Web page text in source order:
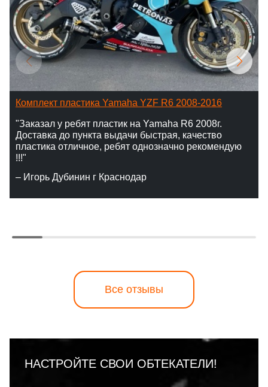
Комплект пластика Yamaha YZF R6 2008-2016
"Заказал у ребят пластик на Yamaha R6 2008г.
Доставка до пункта выдачи быстрая, качество
пластика отличное, ребят однозначно рекомендую
!!!"
– Игорь Дубинин г Краснодар
Все отзывы
НАСТРОЙТЕ СВОИ ОБТЕКАТЕЛИ!